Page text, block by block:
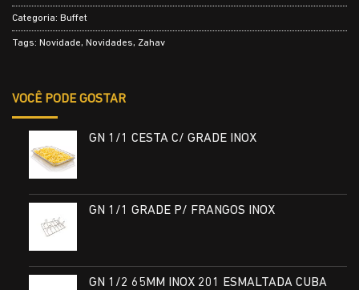
Categoria: Buffet
Tags: Novidade, Novidades, Zahav
VOCÊ PODE GOSTAR
GN 1/1 CESTA C/ GRADE INOX
GN 1/1 GRADE P/ FRANGOS INOX
GN 1/2 65MM INOX 201 ESMALTADA CUBA